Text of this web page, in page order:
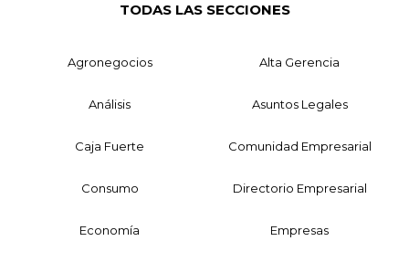
TODAS LAS SECCIONES
Agronegocios Alta Gerencia
Análisis Asuntos Legales
Caja Fuerte Comunidad Empresarial
Consumo Directorio Empresarial
Economía Empresas